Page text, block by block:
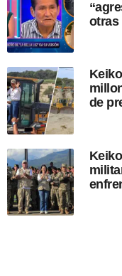
i
ó
otras
de